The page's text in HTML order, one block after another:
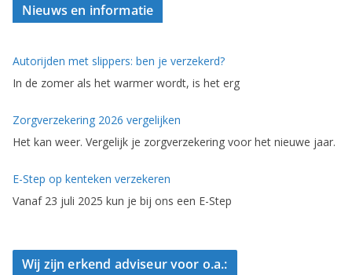
Nieuws en informatie
Autorijden met slippers: ben je verzekerd?
In de zomer als het warmer wordt, is het erg
Zorgverzekering 2026 vergelijken
Het kan weer. Vergelijk je zorgverzekering voor het nieuwe jaar.
E-Step op kenteken verzekeren
Vanaf 23 juli 2025 kun je bij ons een E-Step
Wij zijn erkend adviseur voor o.a.: